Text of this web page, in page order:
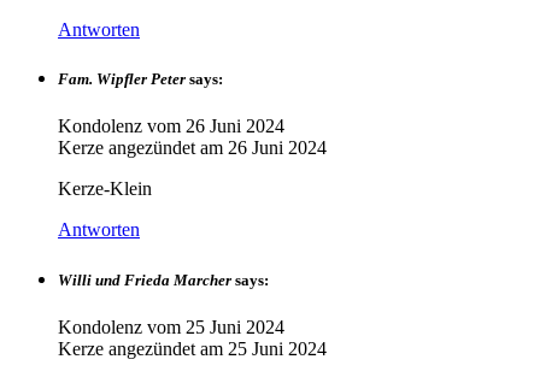
Antworten
Fam. Wipfler Peter says:
Kondolenz vom 26 Juni 2024
Kerze angezündet am 26 Juni 2024
Kerze-Klein
Antworten
Willi und Frieda Marcher says:
Kondolenz vom 25 Juni 2024
Kerze angezündet am 25 Juni 2024